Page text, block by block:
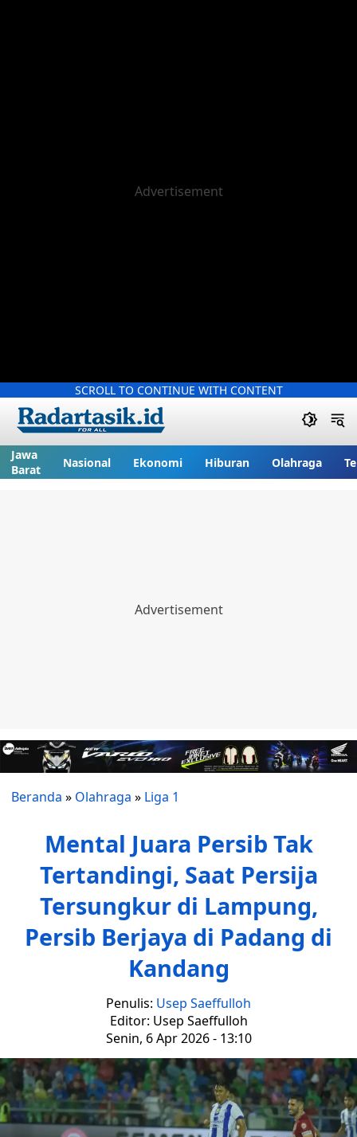
SCROLL TO CONTINUE WITH CONTENT
Jawa
Barat
Nasional Ekonomi Hiburan Olahraga
Beranda » Olahraga » Liga 1
Mental Juara Persib Tak
Tertandingi, Saat Persija
Tersungkur di Lampung,
Persib Berjaya di Padang di
Kandang
Penulis: Usep Saeffulloh
Editor: Usep Saeffulloh
Senin, 6 Apr 2026 - 13:10